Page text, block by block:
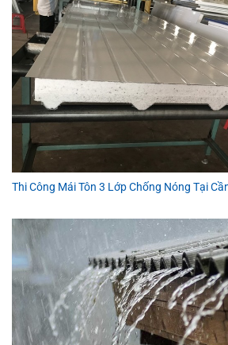
Thi Công Mái Tôn 3 Lớp Chống Nóng Tại